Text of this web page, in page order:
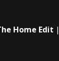
Home Edit |